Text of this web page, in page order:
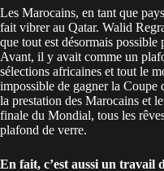
Les Marocains, en tant que
fait vibrer au Qatar. Walid
que tout est désormais possible
Avant, il y avait comme un
sélections africaines et tout le
impossible de gagner la Coupe
la prestation des Marocains et
finale du Mondial, tous les
plafond de verre.
En fait, c’est aussi un travail